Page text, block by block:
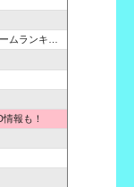
ング評価！
報も！